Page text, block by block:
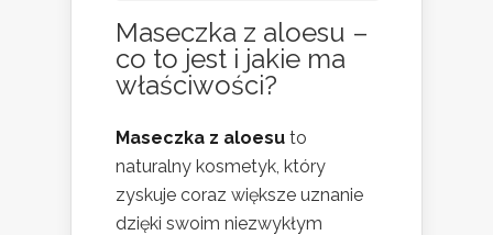
Maseczka z aloesu –
co to jest i jakie ma
właściwości?
Maseczka z aloesu to
naturalny kosmetyk, który
zyskuje coraz większe uznanie
dzięki swoim niezwykłym